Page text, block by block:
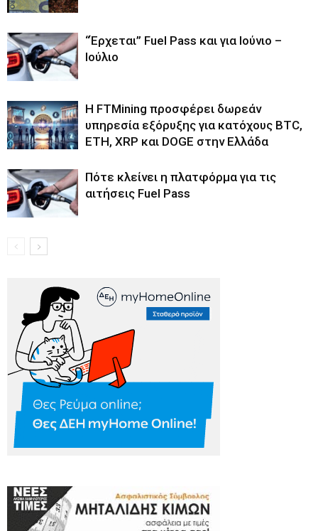
“Έρχεται” Fuel Pass και για Ιούνιο –
Ιούλιο
Η FTMining προσφέρει δωρεάν
υπηρεσία εξόρυξης για κατόχους BTC,
ETH, XRP και DOGE στην Ελλάδα
Πότε κλείνει η πλατφόρμα για τις
αιτήσεις Fuel Pass